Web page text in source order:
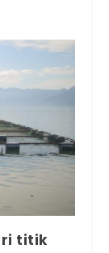
titik